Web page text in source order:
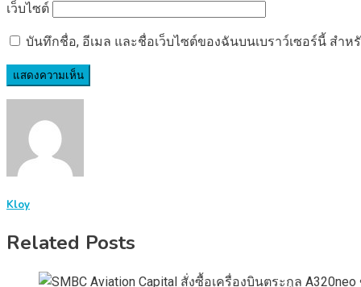
เว็บไซต์
บันทึกชื่อ, อีเมล และชื่อเว็บไซต์ของฉันบนเบราว์เซอร์นี้ สำห
Kloy
Related Posts